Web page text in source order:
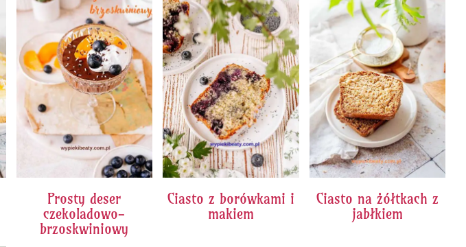
Prosty deser
czekoladowo-
brzoskwiniowy
Ciasto z borówkami i
makiem
Ciasto na żółtkach z
jabłkiem